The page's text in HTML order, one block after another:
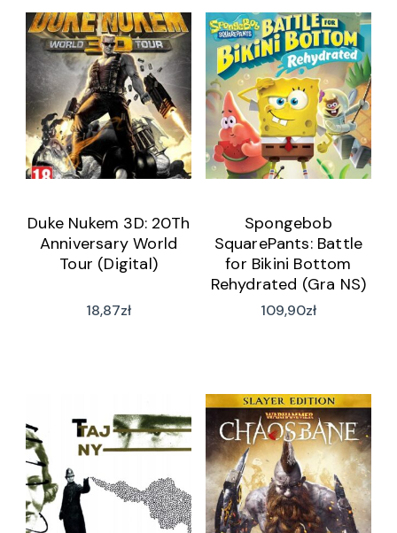
Duke Nukem 3D: 20Th
Anniversary World
Tour (Digital)
18,87zł
Spongebob
SquarePants: Battle
for Bikini Bottom
Rehydrated (Gra NS)
109,90zł